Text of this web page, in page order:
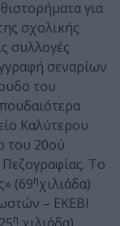
για
σχολικής
συλλογές
σεναρίων
του
Καλύτερου
του 20ού
Το
(69ηχιλιάδα)
– ΕΚΕΒΙ
η